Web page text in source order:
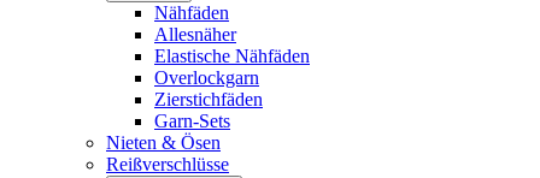
Nähfäden
Allesnäher
Elastische Nähfäden
Overlockgarn
Zierstichfäden
Garn-Sets
Nieten & Ösen
Reißverschlüsse